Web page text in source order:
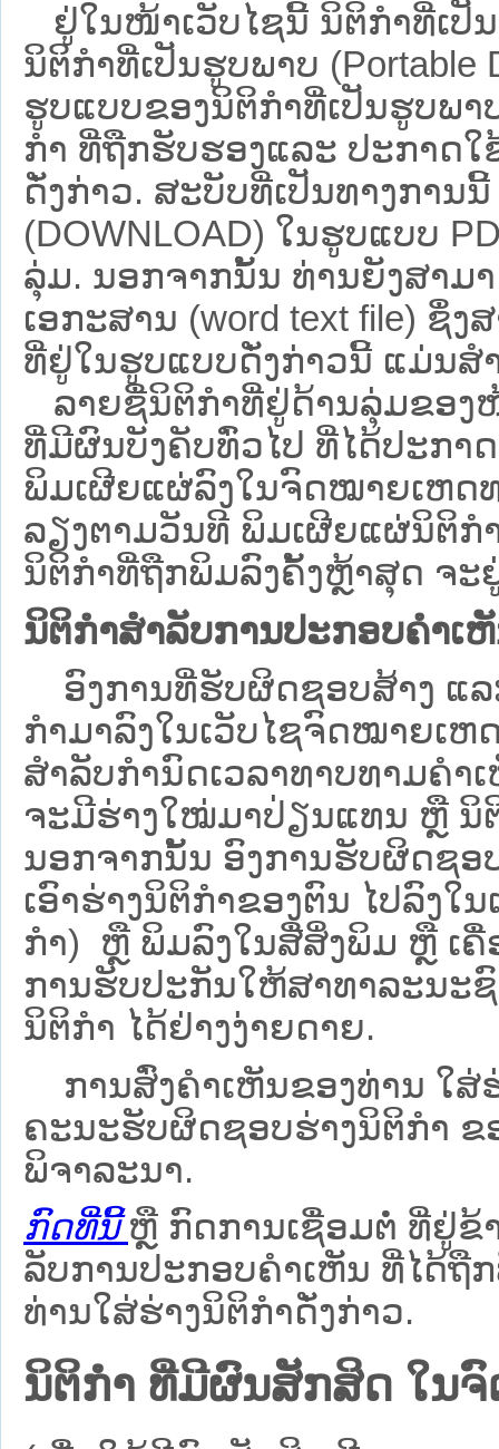
ຢູ່ໃນໜ້າ​ເວັບ​ໄຊ​ນີ້ ນິຕິກຳທີ່ເປັ
ນິຕິກໍາທີ່ເປັນຮູບພາບ (Portable
ຮູບແບບຂອງນິຕິກໍາທີ່ເປັນຮູບພ
ກໍາ ທີ່ຖືກຮັບຮອງແລະ ປະກາດ
ດັ່ງກ່າວ. ສະບັບທີ່ເປັນທາງການ
(DOWNLOAD) ໃນຮູບແບບ
ລຸ່ມ. ນອກຈາກນັ້ນ ທ່ານຍັງສາມ
ເອກະສານ (word text file) ຊຶ່
ທີ່ຢູ່ໃນຮູບແບບດັ່ງກ່າວນີ້ ແມ່ນສ
ລາຍຊື່ນິຕິກຳທີ່ຢູ່ດ້ານລຸ່ມຂອງ
ທີ່ມີຜົນບັງຄັບທົ່ວໄປ ທີ່ໄດ້ປະກ
ພິມເຜີຍແຜ່ລົງໃນຈົດໝາຍເຫດ
ລຽງຕາມວັນທີ ພິມເຜີຍແຜ່ນິຕິກ
ນິຕິກຳທີ່ຖືກພິມລົງຄັ້ງຫຼ້າສຸດ ຈະ
ນິຕິກຳສຳລັບການປະກອບຄຳເ
ອົງການທີ່ຮັບຜິດຊອບສ້າງ ແລ
ກຳມາລົງໃນ​ເວັບ​ໄຊຈົດໝາຍເຫ
ສໍາລັບກໍານົດເວລາທາບທາມຄໍ
ຈະມີຮ່າງໃໝ່ມາປ່ຽນແທນ ຫຼື ນິ
ນອກຈາກນັ້ນ ອົງການຮັບຜິດຊອ
ເອົາຮ່າງນິຕິກຳຂອງຕົນ ໄປລົງໃ
ກຳ) ຫຼື ພິມລົງໃນສື່ສິ່ງພິມ ຫຼື ເຄື່
ການຮັບປະກັນໃຫ້ສາທາລະນະ
ນິຕິກຳ ໄດ້ຢ່າງງ່າຍດາຍ.
ການສົ່ງຄໍາເຫັນຂອງທ່ານ ໃສ່
ຄະນະຮັບຜິດຊອບຮ່າງນິຕິກຳ ຂ
ພິຈາລະນາ.
ກົດທີ່ນີ້ ຫຼື ກົດການເຊື່ອມຕໍ່ ທີ່ຢູ່ຂ້
ລັບການປະກອບຄຳເຫັນ ທີ່ໄດ້ຖື
ທ່ານໃສ່ຮ່າງນິຕິກຳດັ່ງກ່າວ.
ນິຕິກໍາ ທີ່ມີຜົນສັກສິດ ໃນ